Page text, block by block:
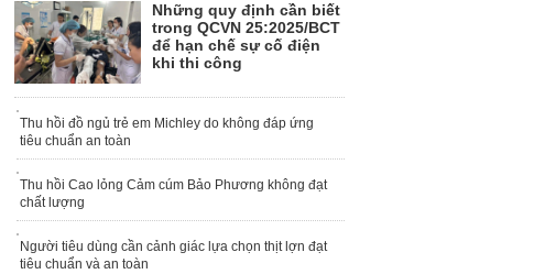
Những quy định cần biết
trong QCVN 25:2025/BCT
để hạn chế sự cố điện
khi thi công
Thu hồi đồ ngủ trẻ em Michley do không đáp ứng
tiêu chuẩn an toàn
Thu hồi Cao lỏng Cảm cúm Bảo Phương không đạt
chất lượng
Người tiêu dùng cần cảnh giác lựa chọn thịt lợn đạt
tiêu chuẩn và an toàn